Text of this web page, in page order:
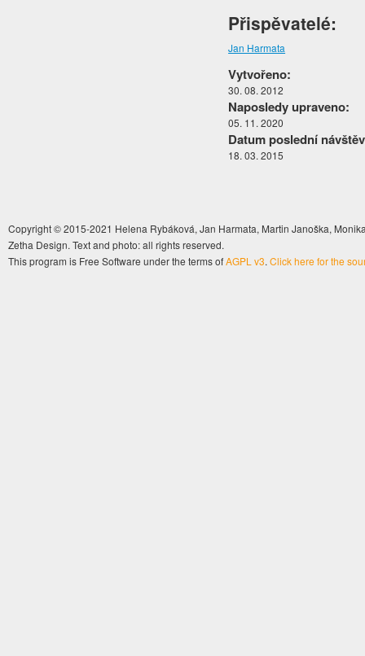
Přispěvatelé:
Jan Harmata
Vytvořeno:
30. 08. 2012
Naposledy upraveno:
05. 11. 2020
Datum poslední
18. 03. 2015
Copyright © 2015-2021 Helena Rybáková, Jan Harmata, Martin Janoška,
Zetha Design. Text and photo: all rights reserved.
This program is Free Software under the terms ofAGPL v3. Click here for the